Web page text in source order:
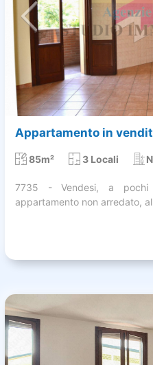
Appartamento in
85m² 3 Locali
7735 - Vendesi, a pochi
appartamento non arredato,